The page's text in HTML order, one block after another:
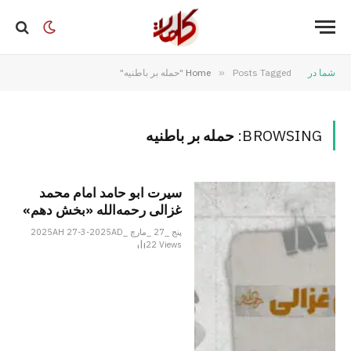
شما در Home » Posts Tagged "حمله بر باطنیه"
BROWSING: حمله بر باطنیه
سیرت ابو حامد امام محمد
غزالی رحمه‌الله «بخش دهم»
پنج _27 _مارچ _2025AH 27-3-2025AD
22Views